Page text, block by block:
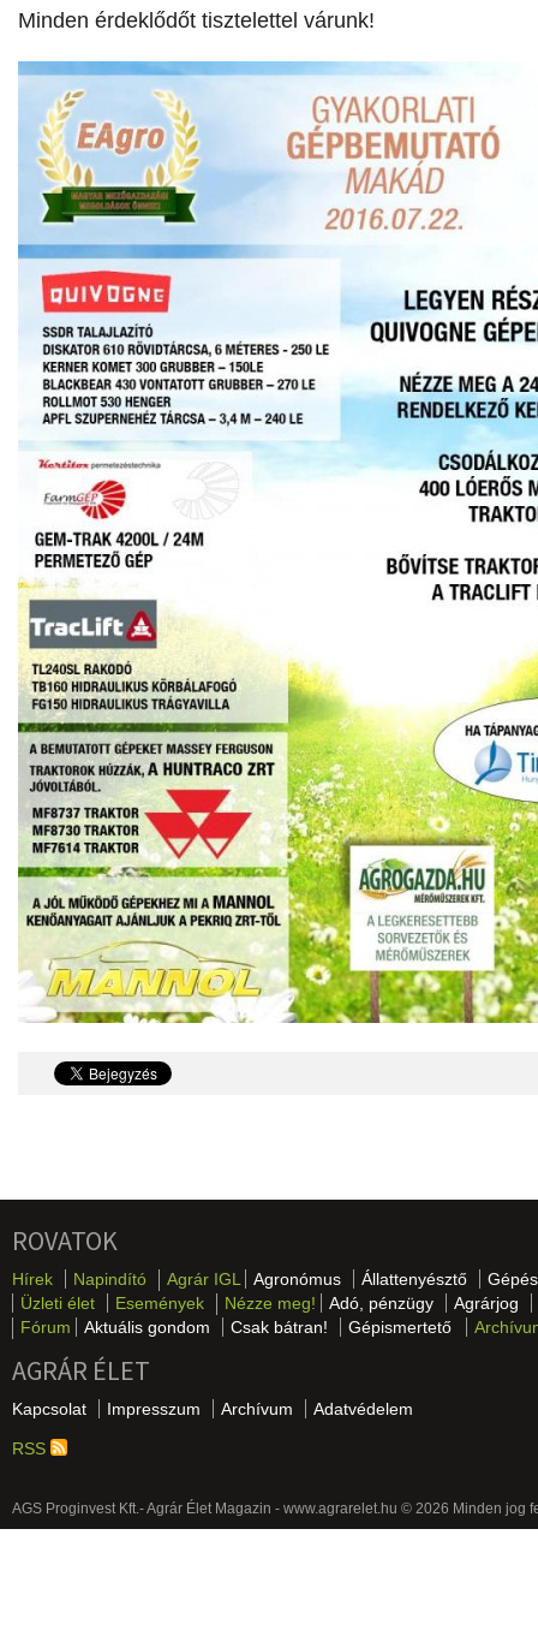
Minden érdeklődőt tisztelettel várunk!
ROVATOK
Hírek Napindító Agrár IGL Agronómus Állattenyésztő
Üzleti élet
Események Nézze meg! Adó, pénzügy
Agrárjog
Fórum
Aktuális gondom Csak bátran! Gépismertető
AGRÁR ÉLET
Kapcsolat Impresszum Archívum Adatvédelem
RSS
AGS Proginvest Kft.- Agrár Élet Magazin - www.agrarelet.hu © 2026 Minden jog